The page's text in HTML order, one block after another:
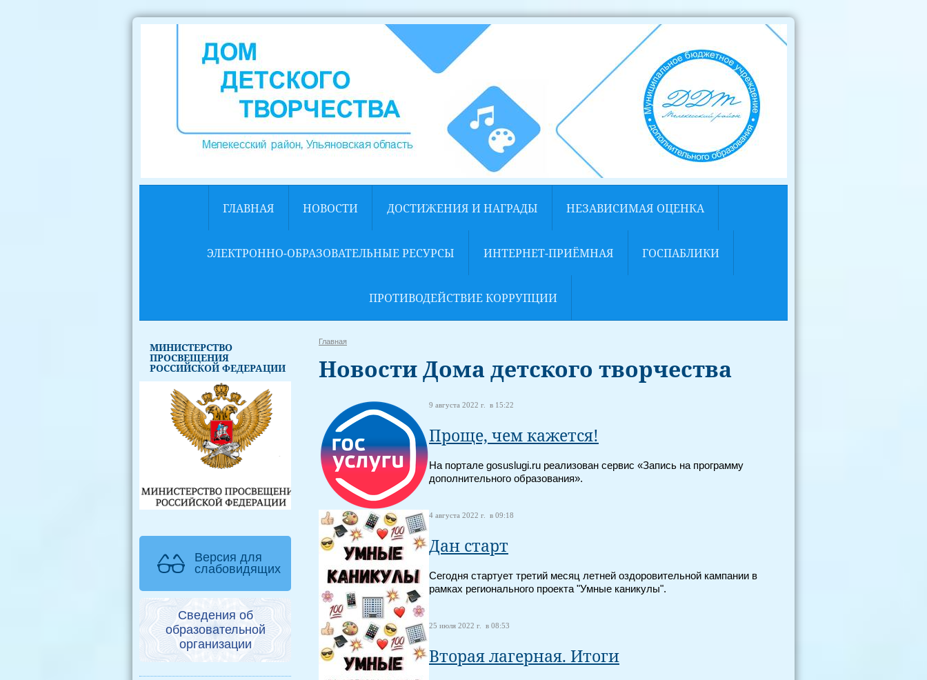
ГЛАВНАЯ НОВОСТИ ДОСТИЖЕНИЯ И НАГРАДЫ НЕЗАВИСИМАЯ ОЦЕНКА
ЭЛЕКТРОННО-ОБРАЗОВАТЕЛЬНЫЕ РЕСУРСЫ ИНТЕРНЕТ-ПРИЁМНАЯ ГОСПАБЛИКИ
ПРОТИВОДЕЙСТВИЕ КОРРУПЦИИ
МИНИСТЕРСТВО
ПРОСВЕЩЕНИЯ
РОССИЙСКОЙ ФЕДЕРАЦИИ
Версия для
слабовидящих
Сведения об
образовательной
организации
Главная
Новости Дома детского творчества
9 августа 2022 г. в 15:22
Проще, чем кажется!
На портале gosuslugi.ru реализован сервис «Запись на программу
дополнительного образования».
4 августа 2022 г. в 09:18
Дан старт
Сегодня стартует третий месяц летней оздоровительной кампании в
рамках регионального проекта "Умные каникулы".
25 июля 2022 г. в 08:53
Вторая лагерная. Итоги